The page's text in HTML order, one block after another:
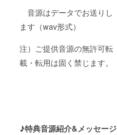
音源はデータでお送りし
ます（wav形式）
注）ご提供音源の無許可転
載・転用は固く禁じます。
♪特典音源紹介&メッセージ